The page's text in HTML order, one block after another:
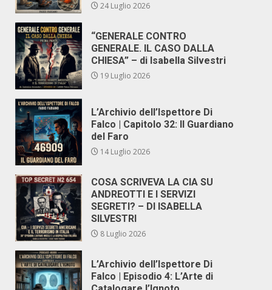
24 Luglio 2026
“GENERALE CONTRO
GENERALE. IL CASO DALLA
CHIESA” – di Isabella Silvestri
19 Luglio 2026
L’Archivio dell’Ispettore Di
Falco | Capitolo 32: Il Guardiano
del Faro
14 Luglio 2026
COSA SCRIVEVA LA CIA SU
ANDREOTTI E I SERVIZI
SEGRETI? – DI ISABELLA
SILVESTRI
8 Luglio 2026
L’Archivio dell’Ispettore Di
Falco | Episodio 4: L’Arte di